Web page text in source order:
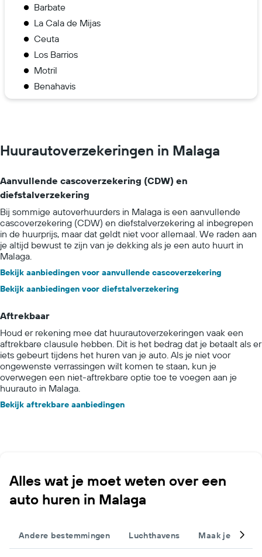
Barbate
La Cala de Mijas
Ceuta
Los Barrios
Motril
Benahavis
Huurautoverzekeringen in Malaga
Aanvullende cascoverzekering (CDW) en
diefstalverzekering
Bij sommige autoverhuurders in Malaga is een aanvullende
cascoverzekering (CDW) en diefstalverzekering al inbegrepen
in de huurprijs, maar dat geldt niet voor allemaal. We raden aan
je altijd bewust te zijn van je dekking als je een auto huurt in
Malaga.
Bekijk aanbiedingen voor aanvullende cascoverzekering
Bekijk aanbiedingen voor diefstalverzekering
Aftrekbaar
Houd er rekening mee dat huurautoverzekeringen vaak een
aftrekbare clausule hebben. Dit is het bedrag dat je betaalt als er
iets gebeurt tijdens het huren van je auto. Als je niet voor
ongewenste verrassingen wilt komen te staan, kun je
overwegen een niet-aftrekbare optie toe te voegen aan je
huurauto in Malaga.
Bekijk aftrekbare aanbiedingen
Alles wat je moet weten over een
auto huren in Malaga
Andere bestemmingen Luchthavens Maak je trip